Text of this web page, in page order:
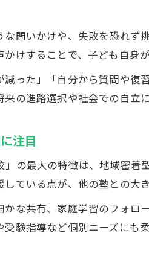
問いかけや、失敗を恐れ
けすることで、子ども自身
った」「自分から質問や
の進路選択や社会での自立
注目
」の最大の特徴は、地域密
ている点が、他の塾との大き
な共有、家庭学習のフォロ
験指導など個別ニーズに